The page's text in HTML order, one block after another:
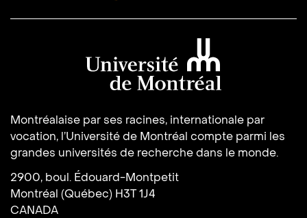
Montréalaise par ses racines, internationale par
vocation, l’Université de Montréal compte parmi les
grandes universités de recherche dans le monde.
2900, boul. Édouard-Montpetit
Montréal (Québec) H3T 1J4
CANADA